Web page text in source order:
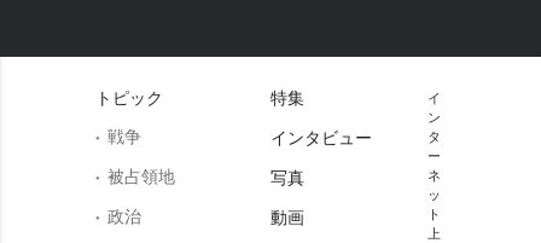
トピック
戦争
被占領地
政治
特集
インタビュー
写真
動画
イ
ン
タ
ー
ネ
ッ
ト
上